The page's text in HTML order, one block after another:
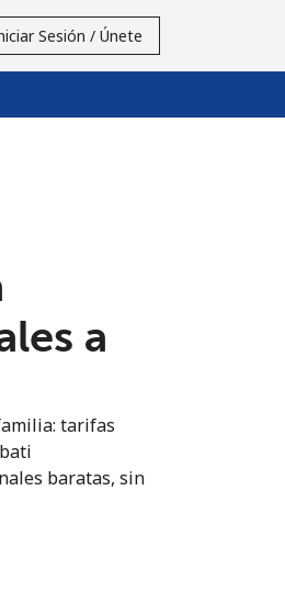
Sesión / Únete
a
tarifas
baratas, sin